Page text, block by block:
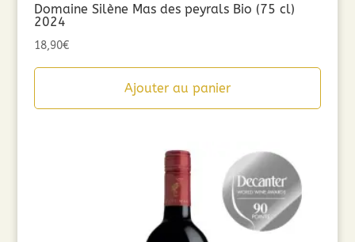
Domaine Silène Mas des peyrals Bio (75 cl)
2024
18,90€
Ajouter au panier